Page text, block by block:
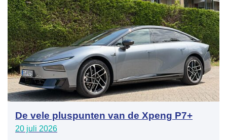
De vele pluspunten van de Xpeng P7+
20 juli 2026